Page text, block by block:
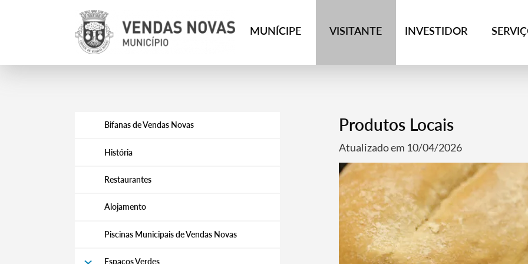
MUNÍCIPE VISITANTE INVESTIDOR
Bifanas de Vendas Novas
História
Restaurantes
Alojamento
Piscinas Municipais de Vendas Novas
Espaços Verdes
Produtos Locais
Atualizado em 10/04/2026